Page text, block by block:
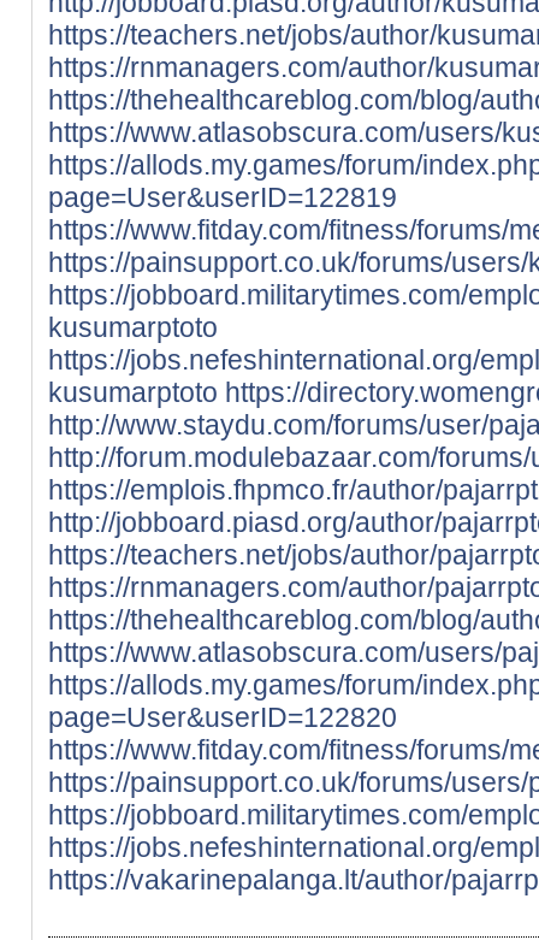
https://teachers.net/jobs/author/
https://rnmanagers.com/author/
https://thehealthcareblog.com/blog/
https://www.atlasobscura.com/users/
https://allods.my.games/forum/
page=User&userID=122819
https://www.fitday.com/fitness/forums/
https://painsupport.co.uk/forums/users/
https://jobboard.militarytimes.com/
kusumarptoto
https://jobs.nefeshinternational.org/
kusumarptoto https://
http://www.staydu.com/forums/user/
http://forum.modulebazaar.com/
https://emplois.fhpmco.fr/author/
http://jobboard.piasd.org/author/
https://teachers.net/jobs/author/
https://rnmanagers.com/author/
https://thehealthcareblog.com/blog/
https://www.atlasobscura.com/users/
https://allods.my.games/forum/
page=User&userID=122820
https://www.fitday.com/fitness/forums/
https://painsupport.co.uk/forums/users/
https://jobboard.militarytimes.com/
https://jobs.nefeshinternational.org/
https://vakarinepalanga.lt/author/